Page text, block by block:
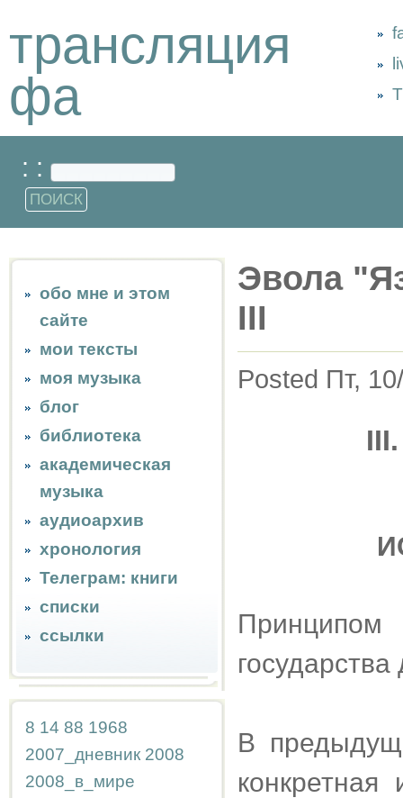
трансляция
фа
: :
обо мне и этом
сайте
мои тексты
моя музыка
блог
библиотека
академическая
музыка
аудиоархив
хронология
Телеграм: книги
списки
ссылки
8 14 88 1968
2007_дневник 2008
2008_в_мире
Эвола
III
Posted Пт,
В
конкретная